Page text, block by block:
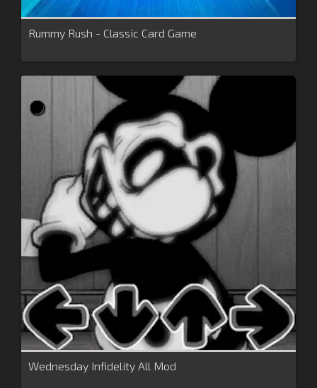
Rummy Rush - Classic Card Game
Wednesday Infidelity All Mod